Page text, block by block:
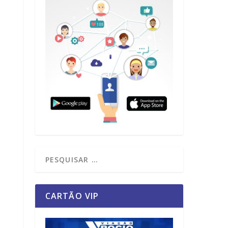
CARTÃO VIP